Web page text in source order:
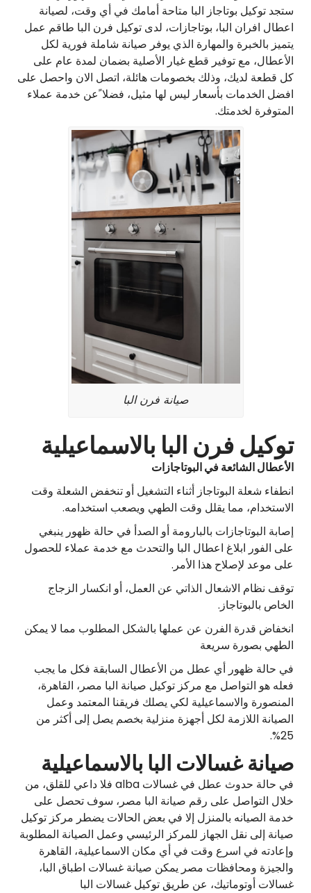
ستجد توكيل بوتاجاز البا متاحة أمامك في أي وقت، لصيانة
اعطال افران البا، بوتاجازات، لدى توكيل فرن البا طاقم عمل
يتميز بالخبرة والمهارة الذي يوفر صيانة شاملة فورية لكل
الأعطال، مع توفير قطع غيار الأصلية بضمان لمدة عام على
كل قطعة لديك، وذلك بخصومات هائلة، اتصل الان واحصل على
افضل الخدمات بأسعار ليس لها مثيل، فضلا ًعن خدمة عملاء
المتوفرة لخدمتك.
صيانة فرن البا
توكيل فرن البا بالاسماعيلية
الأعطال الشائعة في البوتاجازات
انطفاء شعلة البوتاجاز أثناء التشغيل أو تنخفض الشعلة وقت
الاستخدام، مما يقلل وقت الطهي ويصعب استخدامه.
إصابة البوتاجازات بالبارومة أو الصدأ في حالة ظهور ينبغي
على الفور ابلاغ اعطال البا والتحدث مع خدمة عملاء للحصول
على موعد لإصلاح هذا الأمر.
توقف نظام الاشعال الذاتي عن العمل، أو انكسار الزجاج
الخاص بالبوتاجاز.
انخفاض قدرة الفرن عن عملها بالشكل المطلوب مما لا يمكن
الطهي بصورة سريعة
في حالة ظهور أي عطل من الأعطال السابقة فكل ما يجب
فعله هو التواصل مع مركز توكيل صيانة البا مصر، القاهرة،
المنصورة والاسماعيلية لكي يصلك فريقنا المعتمد وعمل
الصيانة اللازمة لكل أجهزة منزلية بخصم يصل إلى أكثر من
25%.
صيانة غسالات البا بالاسماعيلية
في حالة حدوث عطل في غسالات alba فلا داعي للقلق، من
خلال التواصل على رقم صيانة البا مصر، سوف تحصل على
خدمة الصيانه بالمنزل إلا في بعض الحالات يضطر مركز توكيل
صيانة إلى نقل الجهاز للمركز الرئيسي وعمل الصيانة المطلوبة
وإعادته في اسرع وقت في أي مكان الاسماعيلية، القاهرة
والجيزة ومحافظات مصر يمكن صيانة غسالات اطباق البا،
غسالات أوتوماتيك، عن طريق توكيل غسالات البا